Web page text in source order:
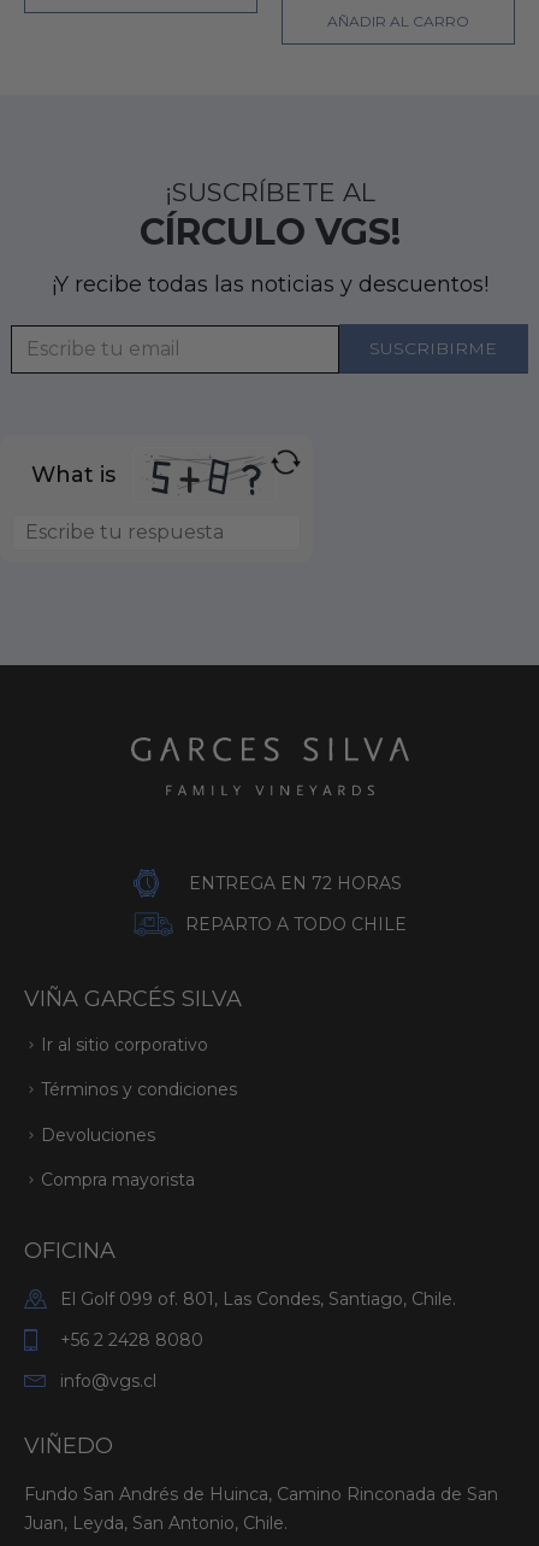
AÑADIR AL CARRO
¡SUSCRÍBETE AL
CÍRCULO VGS!
¡Y recibe todas las noticias y descuentos!
What is
ENTREGA EN 72 HORAS
REPARTO A TODO CHILE
VIÑA GARCÉS SILVA
Ir al sitio corporativo
Términos y condiciones
Devoluciones
Compra mayorista
OFICINA
El Golf 099 of. 801, Las Condes, Santiago, Chile.
+56 2 2428 8080
info@vgs.cl
VIÑEDO
Fundo San Andrés de Huinca, Camino Rinconada de San
Juan, Leyda, San Antonio, Chile.